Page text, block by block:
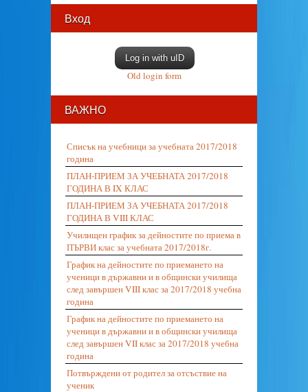
Вход
Log in with uID
Old login form
ВАЖНО
Списък на учебници за учебната 2017/2018
година
ПЛАН-ПРИЕМ ЗА УЧЕБНАТА 2017/2018
ГОДИНА В IX КЛАС
ПЛАН-ПРИЕМ ЗА УЧЕБНАТА 2017/2018
ГОДИНА В VIII КЛАС
Училищен график за дейностите по приема в
ПЪРВИ клас за учебната 2017/2018г.
График на дейностите по приемането на
ученици в държавни и в общински училища
след завършен VIII клас за 2017/2018 учебна
година
График на дейностите по приемането на
ученици в държавни и в общински училища
след завършен VII клас за 2017/2018 учебна
година
Потвърждени от родител за отсъствие на
ученик